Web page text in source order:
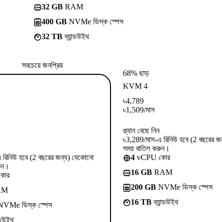
32 GB RAM
400 GB NVMe ডিস্ক স্পেস
32 TBব্যান্ডউইথ
সবচেয়ে জনপ্রিয়
হবে (2 বছরের জন্য) যেকোনো
ডিস্ক স্পেস
68% ছাড়
KVM 4
৳4,789
৳1,509/মাস
প্ল্যান বেছে নিন
৳3,289/মাস-এ রিনিউ হবে (2 বছরের
সময় বাতিল করুন।
4 vCPU কোর
16 GB RAM
200 GB NVMe ডিস্ক স্পেস
16 TBব্যান্ডউইথ